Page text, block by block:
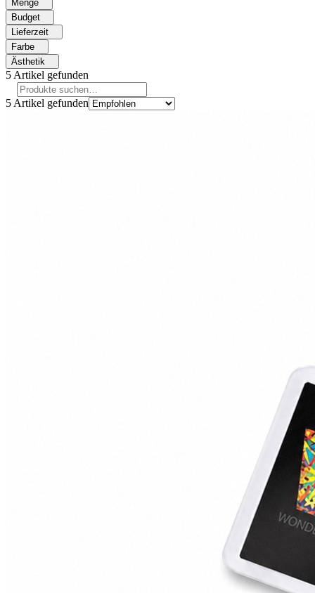
Menge
Budget
Lieferzeit
Farbe
Ästhetik
5 Artikel gefunden
5 Artikel gefunden